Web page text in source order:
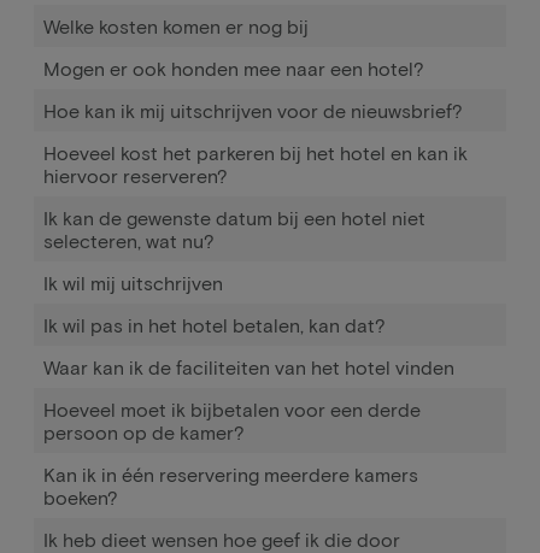
Welke kosten komen er nog bij
Mogen er ook honden mee naar een hotel?
Hoe kan ik mij uitschrijven voor de nieuwsbrief?
Hoeveel kost het parkeren bij het hotel en kan ik
hiervoor reserveren?
Ik kan de gewenste datum bij een hotel niet
selecteren, wat nu?
Ik wil mij uitschrijven
Ik wil pas in het hotel betalen, kan dat?
Waar kan ik de faciliteiten van het hotel vinden
Hoeveel moet ik bijbetalen voor een derde
persoon op de kamer?
Kan ik in één reservering meerdere kamers
boeken?
Ik heb dieet wensen hoe geef ik die door